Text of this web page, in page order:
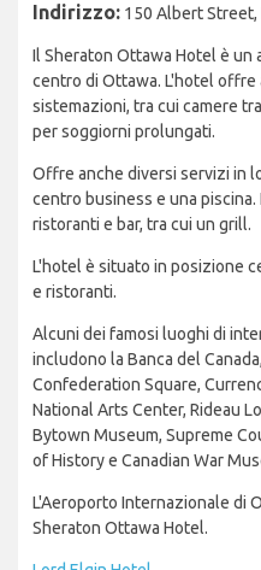
Indirizzo: 150 Albert Street,
Il Sheraton Ottawa Hotel è
centro di Ottawa. L'hotel offre
sistemazioni, tra cui camere
per soggiorni prolungati.
Offre anche diversi servizi in
centro business e una
ristoranti e bar, tra cui un grill.
L'hotel è situato in posizione
e ristoranti.
Alcuni dei famosi luoghi di
includono la Banca del
Confederation Square,
National Arts Center, Rideau
Bytown Museum, Supreme
of History e Canadian War
L'Aeroporto Internazionale di
Sheraton Ottawa Hotel.